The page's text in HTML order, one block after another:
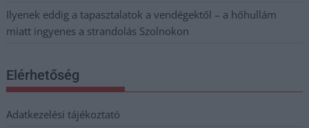
Ilyenek eddig a tapasztalatok a vendégektől – a hőhullám
miatt ingyenes a strandolás Szolnokon
Elérhetőség
Adatkezelési tájékoztató